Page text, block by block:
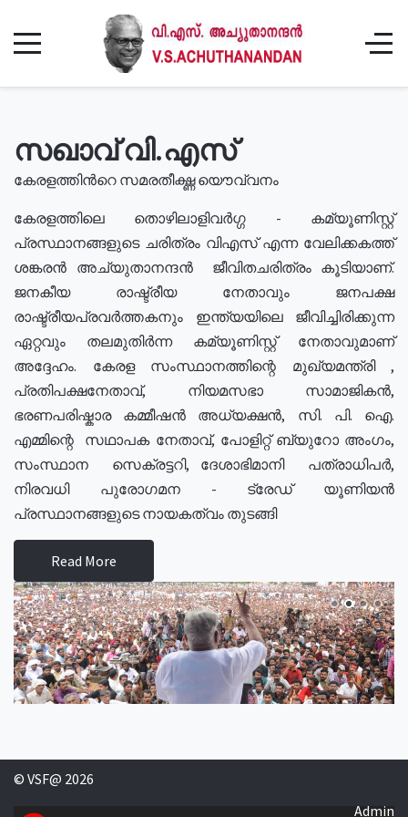
സഖാവ് വി.എസ്
കേരളത്തിൻറെ സമരതീക്ഷ്ണ യൌവ്വനം
കേരളത്തിലെ തൊഴിലാളിവർഗ്ഗ - കമ്യൂണിസ്റ്റ്
പ്രസ്ഥാനങ്ങളുടെ ചരിത്രം വിഎസ് എന്ന വേലിക്കകത്ത്
ശങ്കരൻ അച്യുതാനന്ദൻ ജീവിതചരിത്രം കൂടിയാണ്.
ജനകീയ രാഷ്ട്രീയ നേതാവും ജനപക്ഷ
രാഷ്ട്രീയപ്രവർത്തകനും ഇന്ത്യയിലെ ജീവിച്ചിരിക്കുന്ന
ഏറ്റവും തലമുതിർന്ന കമ്യൂണിസ്റ്റ് നേതാവുമാണ്
അദ്ദേഹം. കേരള സംസ്ഥാനത്തിന്റെ മുഖ്യമന്ത്രി ,
പ്രതിപക്ഷനേതാവ്, നിയമസഭാ സാമാജികൻ,
ഭരണപരിഷ്കാര കമ്മീഷൻ അധ്യക്ഷൻ, സി. പി. ഐ.
എമ്മിന്റെ സഥാപക നേതാവ്, പോളിറ്റ് ബ്യുറോ അംഗം,
സംസ്ഥാന സെക്രട്ടറി, ദേശാഭിമാനി പത്രാധിപർ,
നിരവധി പുരോഗമന - ട്രേഡ് യൂണിയൻ
പ്രസ്ഥാനങ്ങളുടെ നായകത്വം തുടങ്ങി
Read More
© VSF@ 2026
Admin